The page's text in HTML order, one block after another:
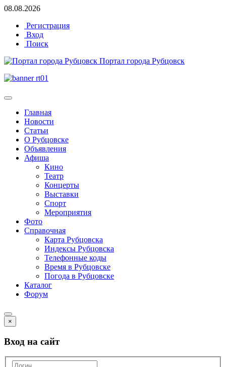
08.08.2026
Регистрация
Вход
Поиск
Портал города Рубцовск
Главная
Новости
Статьи
О Рубцовске
Объявления
Афиша
Кино
Театр
Концерты
Выставки
Спорт
Мероприятия
Фото
Справочная
Карта Рубцовска
Индексы Рубцовска
Телефонные коды
Время в Рубцовске
Погода в Рубцовске
Каталог
Форум
×
Вход на сайт